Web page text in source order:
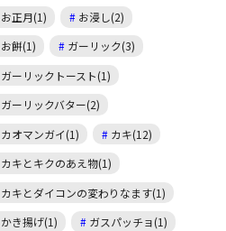
お正月(1)
お浸し(2)
お餅(1)
ガーリック(3)
ガーリックトースト(1)
ガーリックバター(2)
カオマンガイ(1)
カキ(12)
カキとキクのあえ物(1)
カキとダイコンの変わりなます(1)
かき揚げ(1)
ガスパッチョ(1)